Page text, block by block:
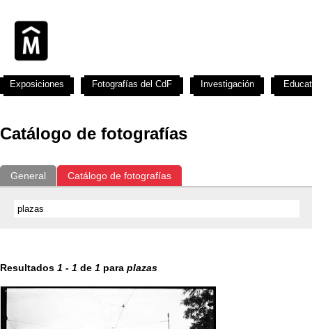
Catálogo de fotografías
General Catálogo de fotografías
Resultados 1 - 1 de 1 para plazas
Exposiciones Fotografías del CdF Investigación